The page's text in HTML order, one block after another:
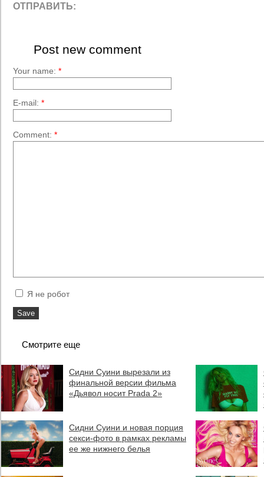
ОТПРАВИТЬ:
Post new comment
Your name: *
E-mail: *
Comment: *
Я не робот
Смотрите еще
Сидни Суини вырезали из
финальной версии фильма
«Дьявол носит Prada 2»
Сидни Суини и новая порция
секси-фото в рамках рекламы
ее же нижнего белья